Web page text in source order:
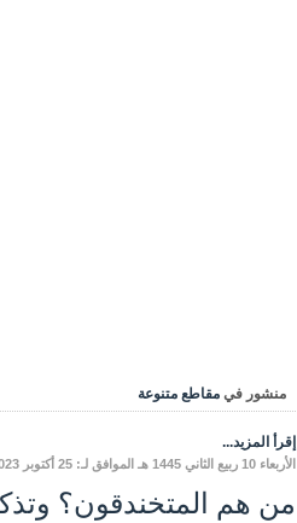
منشور في مقاطع متنوعة
إقرأ المزيد...
الأربعاء 10 ربيع الثاني 1445 هـ الموافق لـ: 25 أكتوبر 2023 09:58
من هم المتخندقون؟